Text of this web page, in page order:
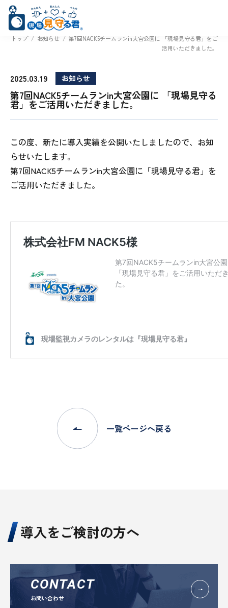
トップ / お知らせ / 第7回NACK5チームランin大宮公園に 「現場見守る君」をご
活用いただきました。
2025.03.19 お知らせ
第7回NACK5チームランin大宮公園に 「現場見守る
君」をご活用いただきました。
この度、新たに導入実績を公開いたしましたので、お知
らせいたします。
第7回NACK5チームランin大宮公園に「現場見守る君」を
ご活用いただきました。
一覧ページへ戻る
導入をご検討の方へ
CONTACT
お問い合わせ